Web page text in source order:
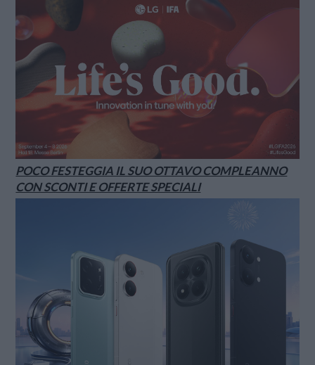
POCO FESTEGGIA IL SUO OTTAVO COMPLEANNO
CON SCONTI E OFFERTE SPECIALI